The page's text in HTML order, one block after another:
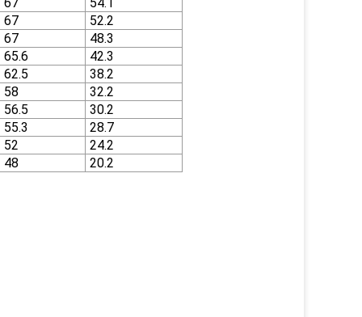
67
52.2
67
48.3
65.6
42.3
62.5
38.2
58
32.2
56.5
30.2
55.3
28.7
52
24.2
48
20.2